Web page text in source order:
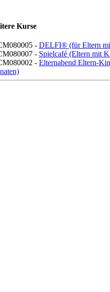
Kurse
- DELFI® (für Eltern
- Spielcafé (Eltern mit
- Elternabend Eltern-